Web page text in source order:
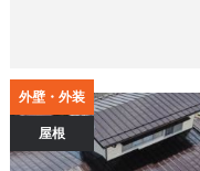
外壁・外装
屋根